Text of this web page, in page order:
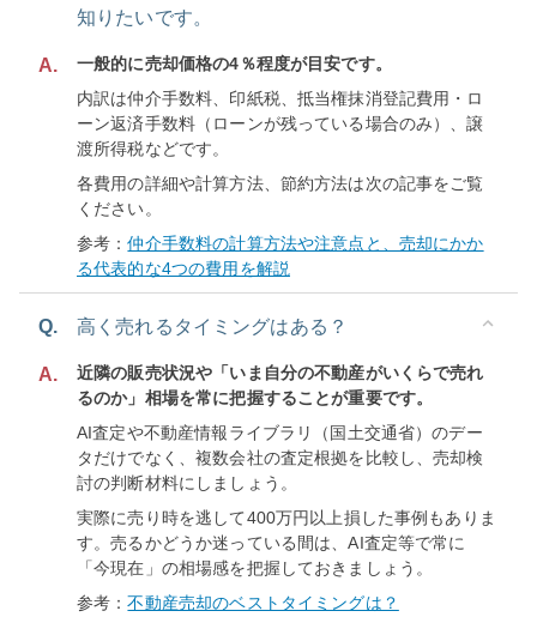
知りたいです。
A.
一般的に売却価格の4％程度が目安です。
内訳は仲介手数料、印紙税、抵当権抹消登記費用・ロ
ーン返済手数料（ローンが残っている場合のみ）、譲
渡所得税などです。
各費用の詳細や計算方法、節約方法は次の記事をご覧
ください。
参考：仲介手数料の計算方法や注意点と、売却にかか
る代表的な4つの費用を解説
Q. 高く売れるタイミングはある？
A.
近隣の販売状況や「いま自分の不動産がいくらで売れ
るのか」相場を常に把握することが重要です。
AI査定や不動産情報ライブラリ（国土交通省）のデー
タだけでなく、複数会社の査定根拠を比較し、売却検
討の判断材料にしましょう。
実際に売り時を逃して400万円以上損した事例もありま
す。売るかどうか迷っている間は、AI査定等で常に
「今現在」の相場感を把握しておきましょう。
参考：不動産売却のベストタイミングは？